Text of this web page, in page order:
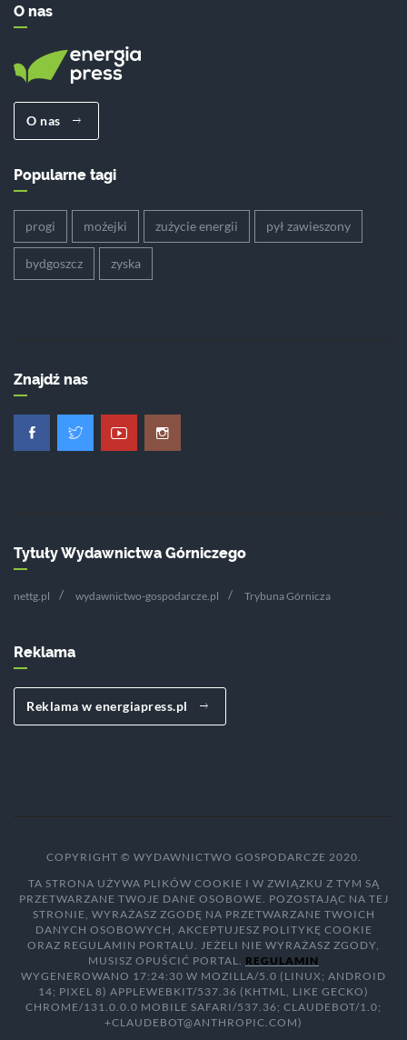
O nas
O nas
Popularne tagi
progi możejki zużycie energii pył zawieszony
bydgoszcz zyska
Znajdź nas
Tytuły Wydawnictwa Górniczego
nettg.pl wydawnictwo-gospodarcze.pl Trybuna Górnicza
Reklama
Reklama w energiapress.pl
COPYRIGHT © WYDAWNICTWO GOSPODARCZE 2020.
TA STRONA UŻYWA PLIKÓW COOKIE I W ZWIĄZKU Z TYM SĄ
PRZETWARZANE TWOJE DANE OSOBOWE. POZOSTAJĄC NA TEJ
STRONIE, WYRAŻASZ ZGODĘ NA PRZETWARZANE TWOICH
DANYCH OSOBOWYCH, AKCEPTUJESZ POLITYKĘ COOKIE
ORAZ REGULAMIN PORTALU. JEŻELI NIE WYRAŻASZ ZGODY,
MUSISZ OPUŚCIĆ PORTAL. REGULAMIN
WYGENEROWANO 17:24:30 W MOZILLA/5.0 (LINUX; ANDROID
14; PIXEL 8) APPLEWEBKIT/537.36 (KHTML, LIKE GECKO)
CHROME/131.0.0.0 MOBILE SAFARI/537.36; CLAUDEBOT/1.0;
+CLAUDEBOT@ANTHROPIC.COM)